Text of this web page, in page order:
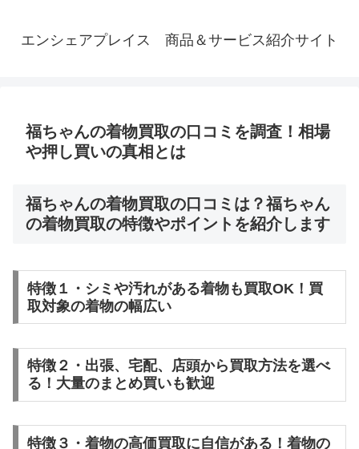
エンシェアプレイス 商品＆サービス紹介サイト
福ちゃんの着物買取の口コミを調査！相場
や押し買いの真相とは
福ちゃんの着物買取の口コミは？福ちゃん
の着物買取の特徴やポイントを紹介します
特徴１・シミや汚れがある着物も買取OK！買
取対象の着物の幅広い
特徴２・出張、宅配、店頭から買取方法を選べ
る！大量のまとめ買いも歓迎
特徴３・着物の高価買取に自信がある！着物の